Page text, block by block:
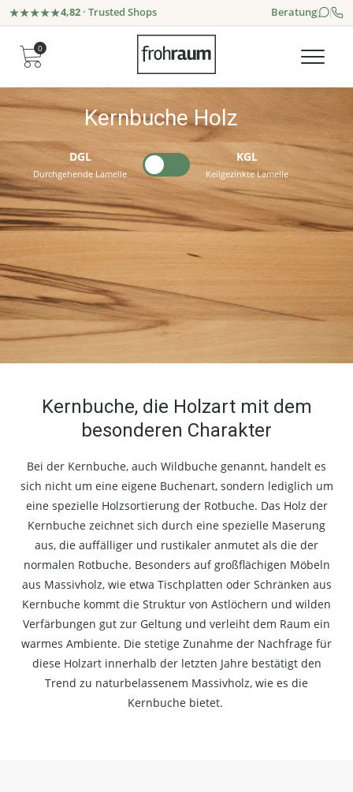
4,82 · Trusted Shops Beratung
0
Kernbuche Holz
DGL
Durchgehende Lamelle
KGL
Keilgezinkte Lamelle
Kernbuche, die Holzart mit dem
besonderen Charakter
Bei der Kernbuche, auch Wildbuche genannt, handelt es
sich nicht um eine eigene Buchenart, sondern lediglich um
eine spezielle Holzsortierung der Rotbuche. Das Holz der
Kernbuche zeichnet sich durch eine spezielle Maserung
aus, die auffälliger und rustikaler anmutet als die der
normalen Rotbuche. Besonders auf großflächigen Möbeln
aus Massivholz, wie etwa Tischplatten oder Schränken aus
Kernbuche kommt die Struktur von Astlöchern und wilden
Verfärbungen gut zur Geltung und verleiht dem Raum ein
warmes Ambiente. Die stetige Zunahme der Nachfrage für
diese Holzart innerhalb der letzten Jahre bestätigt den
Trend zu naturbelassenem Massivholz, wie es die
Kernbuche bietet.